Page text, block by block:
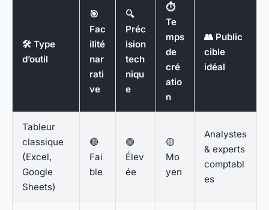
🛠️ Type
d’outil
🎯
Fac
ilité
nar
rati
ve
🔍
Préc
ision
tech
niqu
e
⏱️
Te
mps
de
cré
atio
n
👥 Public
cible
idéal
Tableur
classique
(Excel,
Google
Sheets)
🔴
Fai
ble
🟢
Élev
ée
🟡
Mo
yen
Analystes
& experts
comptabl
es